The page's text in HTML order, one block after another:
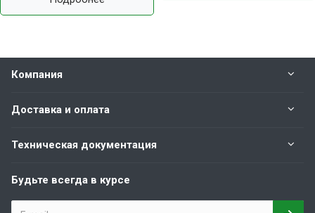
Компания
Доставка и оплата
Техническая документация
Будьте всегда в курсе